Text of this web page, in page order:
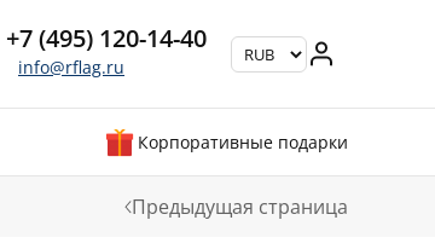
+7 (495) 120-14-40
info@rflag.ru
Корпоративные подарки
Предыдущая страница